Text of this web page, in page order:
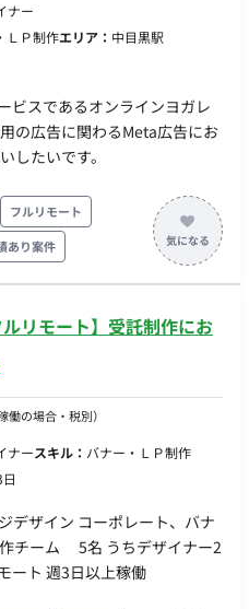
ナー
ＬＰ制作エリア： 中目黒駅
ビスであるオンラインヨガレ
の広告に関わるMeta広告にお
したいです。
フルリモート
あり案件
リモート】受託制作にお
働の場合・税別）
ナースキル： バナー・ＬＰ制作
デザイン コーポレート、バナ
フルリモート 週3日以上稼働